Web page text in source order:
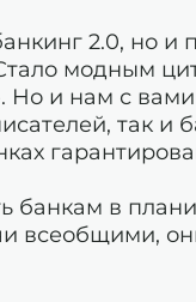
2.0, но и
модным
и нам с
так и
банкам в
всеобщими,